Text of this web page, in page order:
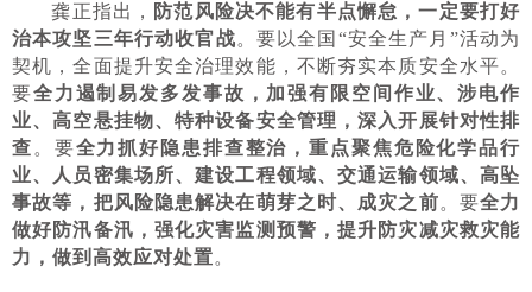
龚正指出，
防范风险决不能有半点懈怠，一定要打好
治本攻坚三年行动收官战。要以全国“安全生产月”活动为
契机，全面提升安全治理效能，不断夯实本质安全水平。
要全力遏制易发多发事故，加强有限空间作业、涉电作
业、高空悬挂物、特种设备安全管理，深入开展针对性排
查 。要全力抓好隐患排查整治，重点聚焦危险化学品行
业、人员密集场所、建设工程领域、交通运输领域、高坠
事故等，把风险隐患解决在萌芽之时、成灾之前。要全力
做好防汛备汛，强化灾害监测预警，提升防灾减灾救灾能
力，做到高效应对处置。